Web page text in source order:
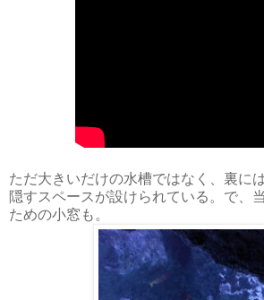
ただ大きいだけの水槽ではなく、裏に
隠すスペースが設けられている。で、
ための小窓も。